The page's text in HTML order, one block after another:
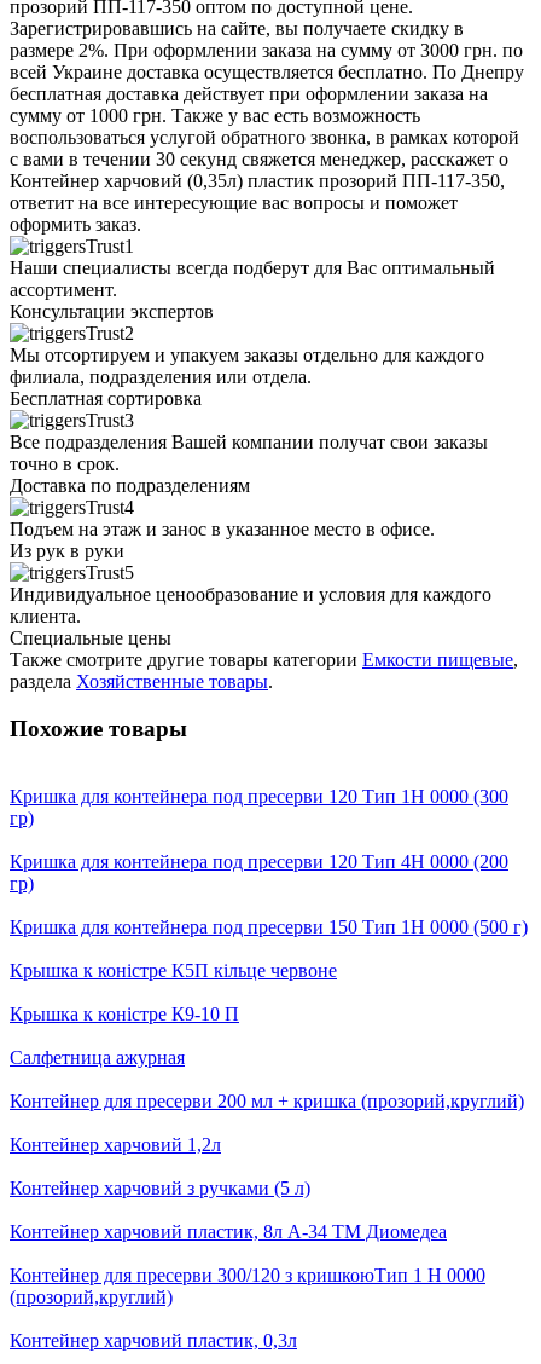
прозорий ПП-117-350 оптом по доступной цене.
Зарегистрировавшись на сайте, вы получаете скидку в
размере 2%. При оформлении заказа на сумму от 3000 грн. по
всей Украине доставка осуществляется бесплатно. По Днепру
бесплатная доставка действует при оформлении заказа на
сумму от 1000 грн. Также у вас есть возможность
воспользоваться услугой обратного звонка, в рамках которой
с вами в течении 30 секунд свяжется менеджер, расскажет о
Контейнер харчовий (0,35л) пластик прозорий ПП-117-350,
ответит на все интересующие вас вопросы и поможет
оформить заказ.
Наши специалисты всегда подберут для Вас оптимальный
ассортимент.
Консультации экспертов
Мы отсортируем и упакуем заказы отдельно для каждого
филиала, подразделения или отдела.
Бесплатная сортировка
Все подразделения Вашей компании получат свои заказы
точно в срок.
Доставка по подразделениям
Подъем на этаж и занос в указанное место в офисе.
Из рук в руки
Индивидуальное ценообразование и условия для каждого
клиента.
Специальные цены
Также смотрите другие товары категории Емкости пищевые,
раздела Хозяйственные товары.
Похожие товары
Кришка для контейнера под пресерви 120 Тип 1Н 0000 (300
гр)
Кришка для контейнера под пресерви 120 Тип 4Н 0000 (200
гр)
Кришка для контейнера под пресерви 150 Тип 1Н 0000 (500 г)
Крышка к коністре К5П кільце червоне
Крышка к коністре К9-10 П
Салфетница ажурная
Контейнер для пресерви 200 мл + кришка (прозорий,круглий)
Контейнер харчовий 1,2л
Контейнер харчовий з ручками (5 л)
Контейнер харчовий пластик, 8л А-34 ТМ Диомедеа
Контейнер для пресерви 300/120 з кришкоюТип 1 Н 0000
(прозорий,круглий)
Контейнер харчовий пластик, 0,3л